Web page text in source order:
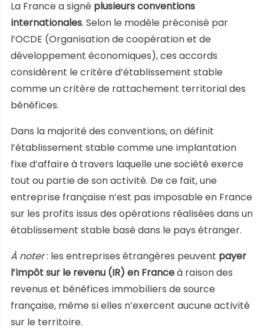
La France a signé plusieurs conventions
internationales. Selon le modèle préconisé par
l’OCDE (Organisation de coopération et de
développement économiques), ces accords
considèrent le critère d’établissement stable
comme un critère de rattachement territorial des
bénéfices.
Dans la majorité des conventions, on définit
l’établissement stable comme une implantation
fixe d’affaire à travers laquelle une société exerce
tout ou partie de son activité. De ce fait, une
entreprise française n’est pas imposable en France
sur les profits issus des opérations réalisées dans un
établissement stable basé dans le pays étranger.
À noter: les entreprises étrangères peuvent payer
l’impôt sur le revenu (IR) en Franceà raison des
revenus et bénéfices immobiliers de source
française, même si elles n’exercent aucune activité
sur le territoire.